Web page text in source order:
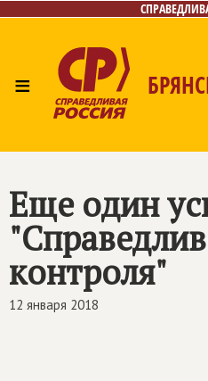
≡
Еще один
контроля"
12 января 2018